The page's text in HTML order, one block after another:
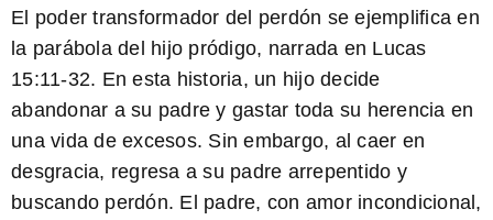
El poder transformador del perdón se ejemplifica en
la parábola del hijo pródigo, narrada en Lucas
15:11-32. En esta historia, un hijo decide
abandonar a su padre y gastar toda su herencia en
una vida de excesos. Sin embargo, al caer en
desgracia, regresa a su padre arrepentido y
buscando perdón. El padre, con amor incondicional,